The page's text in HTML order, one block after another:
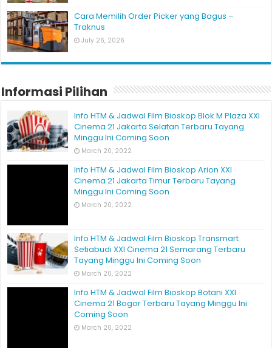
Cara Memilih Order Picker yang Bagus –
Traknus
July 26, 2026
Informasi Pilihan
Info HTM & Jadwal Film Bioskop Blok M Plaza XXI
Cinema 21 Jakarta Selatan Terbaru Tayang
Minggu Ini Coming Soon
March 20, 2022
Info HTM & Jadwal Film Bioskop Arion XXI
Cinema 21 Jakarta Timur Terbaru Tayang
Minggu Ini Coming Soon
March 20, 2022
Info HTM & Jadwal Film Bioskop Transmart
Setiabudi XXI Cinema 21 Semarang Terbaru
Tayang Minggu Ini Coming Soon
March 20, 2022
Info HTM & Jadwal Film Bioskop Botani XXI
Cinema 21 Bogor Terbaru Tayang Minggu Ini
Coming Soon
March 20, 2022